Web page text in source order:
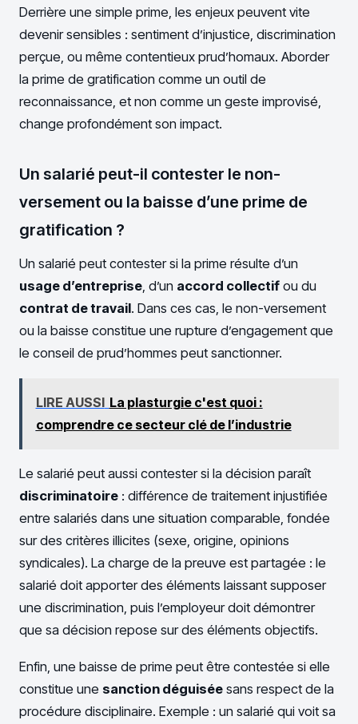
Derrière une simple prime, les enjeux peuvent vite
devenir sensibles : sentiment d’injustice, discrimination
perçue, ou même contentieux prud’homaux. Aborder
la prime de gratification comme un outil de
reconnaissance, et non comme un geste improvisé,
change profondément son impact.
Un salarié peut-il contester le non-
versement ou la baisse d’une prime de
gratification ?
Un salarié peut contester si la prime résulte d’un
usage d’entreprise , d’un accord collectif ou du
contrat de travail. Dans ces cas, le non-versement
ou la baisse constitue une rupture d’engagement que
le conseil de prud’hommes peut sanctionner.
LIRE AUSSI La plasturgie c'est quoi :
comprendre ce secteur clé de l’industrie
Le salarié peut aussi contester si la décision paraît
discriminatoire : différence de traitement injustifiée
entre salariés dans une situation comparable, fondée
sur des critères illicites (sexe, origine, opinions
syndicales). La charge de la preuve est partagée : le
salarié doit apporter des éléments laissant supposer
une discrimination, puis l’employeur doit démontrer
que sa décision repose sur des éléments objectifs.
Enfin, une baisse de prime peut être contestée si elle
constitue une sanction déguisée sans respect de la
procédure disciplinaire. Exemple : un salarié qui voit sa